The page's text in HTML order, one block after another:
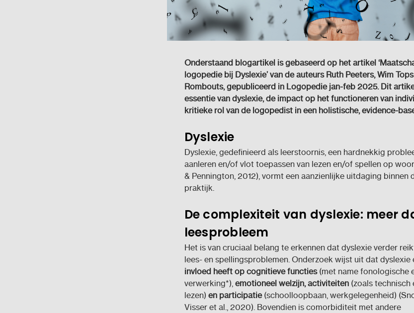
Onderstaand blogartikel is gebaseerd op het artikel
logopedie bij Dyslexie’ van de auteurs Ruth Peeters, Wim
Rombouts, gepubliceerd in Logopedie jan-feb 2025. Dit
essentie van dyslexie, de impact op het functioneren van
kritieke rol van de logopedist in een holistische, evidence-
Dyslexie
Dyslexie, gedefinieerd als leerstoornis, een hardnekkig
aanleren en/of vlot toepassen van lezen en/of spellen op
& Pennington, 2012), vormt een aanzienlijke uitdaging binnen
praktijk.
De complexiteit van dyslexie: meer
leesprobleem
Het is van cruciaal belang te erkennen dat dyslexie verder
lees- en spellingsproblemen. Onderzoek wijst uit dat dyslexie
invloed heeft op cognitieve functies(met name fonologische
verwerking*), emotioneel welzijn, activiteiten(zoals technisch
lezen) en participatie(schoolloopbaan, werkgelegenheid)
Visser et al., 2020). Bovendien is comorbiditeit met andere